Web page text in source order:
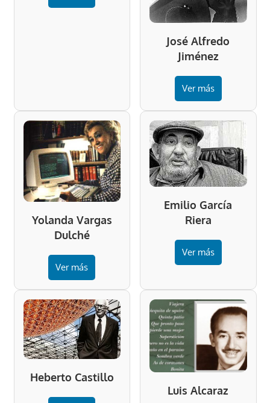
José Alfredo
Jiménez
Ver más
Yolanda Vargas
Dulché
Ver más
Emilio García
Riera
Ver más
Heberto Castillo
Luis Alcaraz